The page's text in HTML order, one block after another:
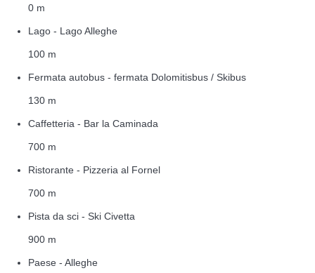
0 m
Lago - Lago Alleghe
100 m
Fermata autobus - fermata Dolomitisbus / Skibus
130 m
Caffetteria - Bar la Caminada
700 m
Ristorante - Pizzeria al Fornel
700 m
Pista da sci - Ski Civetta
900 m
Paese - Alleghe